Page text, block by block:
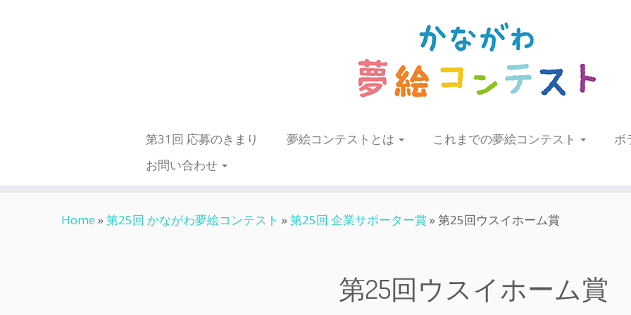
第31回 応募のきまり 夢絵コンテストとは これまでの夢絵コンテスト
ボ
お問い合わせ
Home »第25回 かながわ夢絵コンテスト »第25回 企業サポーター賞 »第25回ウスイホーム賞
第25回ウスイホーム賞